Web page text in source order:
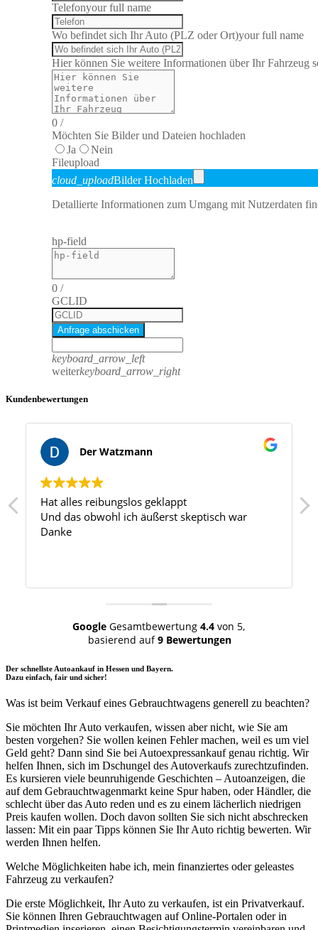
Telefonyour full name
Wo befindet sich Ihr Auto (PLZ oder Ort)your full name
Hier können Sie weitere Informationen über Ihr Fahrzeug
0/
Möchten Sie Bilder und Dateien hochladen
Ja
Nein
Fileupload
cloud_uploadBilder Hochladen
Detallierte Informationen zum Umgang mit Nutzerdaten
hp-field
0/
GCLID
Anfrage abschicken
keyboard_arrow_left
weiterkeyboard_arrow_right
Kundenbewertungen
Der Watzmann
Hat alles reibungslos geklappt
Und das obwohl ich äußerst skeptisch war
Danke
GoogleGesamtbewertung 4.4von 5,
basierend auf9 Bewertungen
Der schnellste Autoankauf in Hessen und Bayern.
Dazu einfach, fair und sicher!
Was ist beim Verkauf eines Gebrauchtwagens generell zu beachten?
Sie möchten Ihr Auto verkaufen, wissen aber nicht, wie Sie am
besten vorgehen? Sie wollen keinen Fehler machen, weil es um viel
Geld geht? Dann sind Sie bei Autoexpressankauf genau richtig. Wir
helfen Ihnen, sich im Dschungel des Autoverkaufs zurechtzufinden.
Es kursieren viele beunruhigende Geschichten – Autoanzeigen, die
auf dem Gebrauchtwagenmarkt keine Spur haben, oder Händler, die
schlecht über das Auto reden und es zu einem lächerlich niedrigen
Preis kaufen wollen. Doch davon sollten Sie sich nicht abschrecken
lassen: Mit ein paar Tipps können Sie Ihr Auto richtig bewerten. Wir
werden Ihnen helfen.
Welche Möglichkeiten habe ich, mein finanziertes oder geleastes
Fahrzeug zu verkaufen?
Die erste Möglichkeit, Ihr Auto zu verkaufen, ist ein Privatverkauf.
Sie können Ihren Gebrauchtwagen auf Online-Portalen oder in